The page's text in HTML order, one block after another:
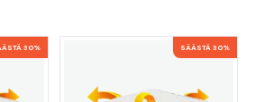
30% SÄÄSTÄ 30%